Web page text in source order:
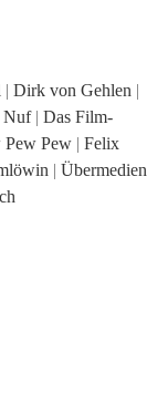
|Dirk von Gehlen |
Nuf|Das Film-
Pew Pew |Felix
|Übermedien